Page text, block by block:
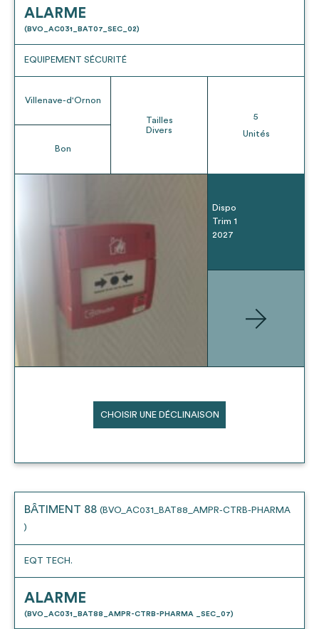
ALARME
(BVO_AC031_BAT07_SEC_02)
EQUIPEMENT SÉCURITÉ
Villenave-d'Ornon
Bon
Tailles
Divers
5
Unités
Dispo
Trim 1
2027
CHOISIR UNE DÉCLINAISON
BÂTIMENT 88 (BVO_AC031_BAT88_AMPR-CTRB-PHARMA
)
EQT TECH.
ALARME
(BVO_AC031_BAT88_AMPR-CTRB-PHARMA _SEC_07)